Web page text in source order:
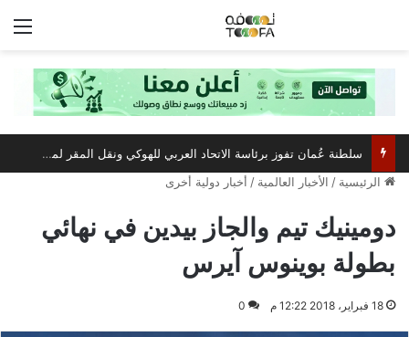
سلطنة عُمان تفوز برئاسة الاتحاد العربي للهوكي ونقل المقر لمسقط
الرئيسية / الأخبار العالمية / أخبار دولية أخرى
دومينيك تيم والجاز بيدين في نهائي
بطولة بوينوس آيرس
18 فبراير، 2018 12:22 م 0